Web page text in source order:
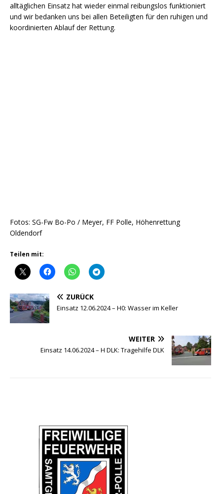
alltäglichen Einsatz hat wieder einmal reibungslos funktioniert
und wir bedanken uns bei allen Beteiligten für den ruhigen und
koordinierten Ablauf der Rettung.
Fotos: SG-Fw Bo-Po / Meyer, FF Polle, Höhenrettung
Oldendorf
Teilen mit:
ZURÜCK
Einsatz 12.06.2024 – H0: Wasser im Keller
WEITER
Einsatz 14.06.2024 – H DLK: Tragehilfe DLK